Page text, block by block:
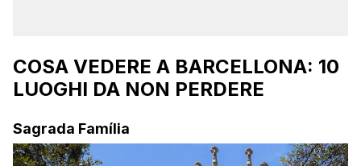
COSA VEDERE A BARCELLONA: 10
LUOGHI DA NON PERDERE
Sagrada Família